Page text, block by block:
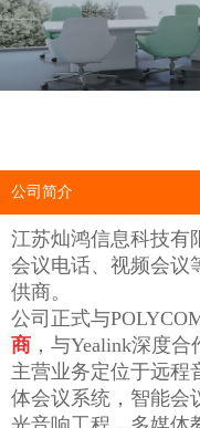
公司简介
江苏灿鸿信息科技有
会议电话、视频会议
供商。
公司正式与
商 ，与Yealink深度
主营业务定位于远程
体会议系统，智能会